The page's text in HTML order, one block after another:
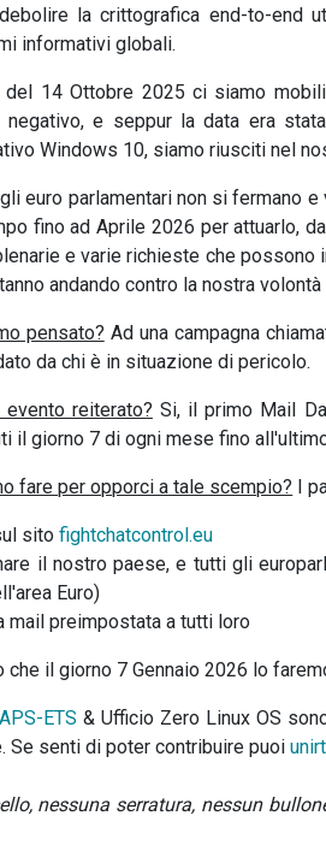
la crittografica end-to-end
informativi globali.
del 14 Ottobre 2025 ci siamo
negativo, e seppur la data era
Windows 10, siamo riusciti nel
euro parlamentari non si fermano
fino ad Aprile 2026 per attuarlo,
e varie richieste che
andando contro la nostra
pensato? Ad una campagna
da chi è in situazione di pericolo.
reiterato? Si, il primo Mail
il giorno 7 di ogni mese fino
fare per opporci a tale scempio? I
sitofightchatcontrol.eu
il nostro paese, e tutti gli
Euro)
mail preimpostata a tutti loro
che il giorno 7 Gennaio 2026 lo
ETS & Ufficio Zero Linux OS
Se senti di poter contribuire puoi
nessuna serratura, nessun